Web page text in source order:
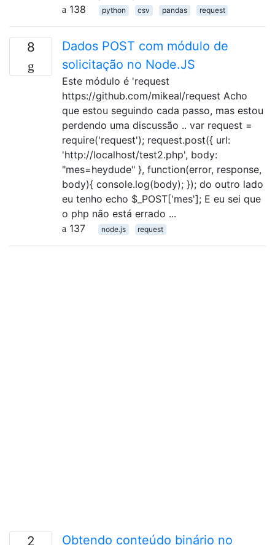
138
python csv pandas request
8
Dados POST com módulo de
solicitação no Node.JS
Este módulo é 'request
https://github.com/mikeal/request Acho
que estou seguindo cada passo, mas estou
perdendo uma discussão .. var request =
require('request'); request.post({ url:
'http://localhost/test2.php', body:
"mes=heydude" }, function(error, response,
body){ console.log(body); }); do outro lado
eu tenho echo $_POST['mes']; E eu sei que
o php não está errado ...
137
node.js request
2
Obtendo conteúdo binário no